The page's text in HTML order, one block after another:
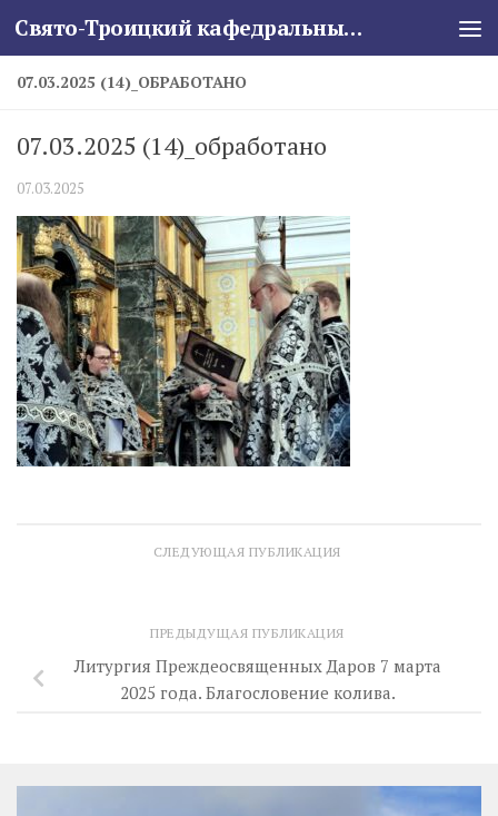
Skip to content Свято-Троицкий кафедральный собор
07.03.2025 (14)_ОБРАБОТАНО
07.03.2025 (14)_обработано
07.03.2025
СЛЕДУЮЩАЯ ПУБЛИКАЦИЯ
ПРЕДЫДУЩАЯ ПУБЛИКАЦИЯ
Литургия Преждеосвященных Даров 7 марта
2025 года. Благословение колива.